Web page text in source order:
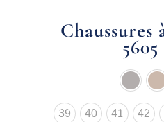
Chaussures
5605
39 40 41 42